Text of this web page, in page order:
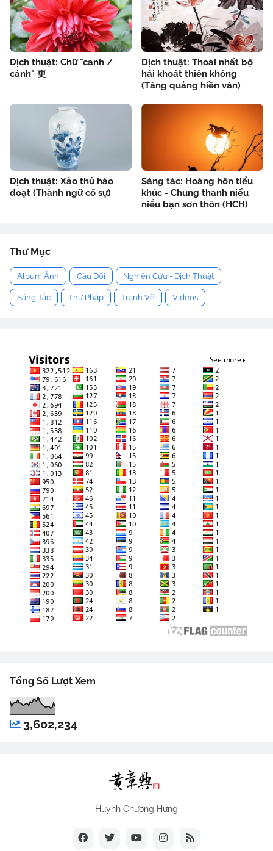
Dịch thuật: Chữ "canh /
cánh" 更
Dịch thuật: Thoái nhất bộ
hải khoát thiên không
(Tăng quảng hiền văn)
Dịch thuật: Xảo thủ hào
đoạt (Thành ngữ cố sự)
Sáng tác: Hoàng hôn tiểu
khúc - Chung thanh niểu
niểu bạn sơn thôn (HCH)
Thư Mục
Album Ảnh Câu Đối Nghiên Cứu - Dịch Thuật
Sáng Tác Thư Pháp Tranh Vẽ Videos
Tổng Số Lượt Xem
3,602,234
Huỳnh Chương Hưng